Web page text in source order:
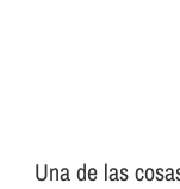
Una de las